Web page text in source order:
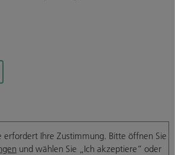
erfordert Ihre Zustimmung. Bitte öffnen Sie
und wählen Sie „Ich akzeptiere“ oder